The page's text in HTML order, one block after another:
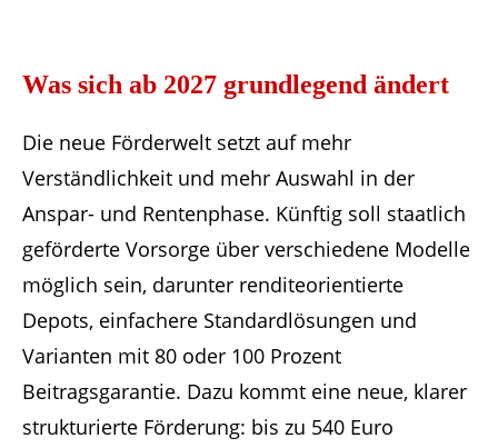
Was sich ab 2027 grundlegend ändert
Die neue Förderwelt setzt auf mehr
Verständlichkeit und mehr Auswahl in der
Anspar- und Rentenphase. Künftig soll staatlich
geförderte Vorsorge über verschiedene Modelle
möglich sein, darunter renditeorientierte
Depots, einfachere Standardlösungen und
Varianten mit 80 oder 100 Prozent
Beitragsgarantie. Dazu kommt eine neue, klarer
strukturierte Förderung: bis zu 540 Euro